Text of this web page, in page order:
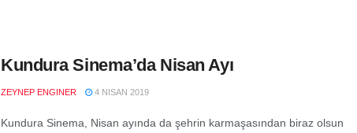
Kundura Sinema’da Nisan Ayı
ZEYNEP ENGINER 4 NISAN 2019
Kundura Sinema, Nisan ayında da şehrin karmaşasından biraz olsun